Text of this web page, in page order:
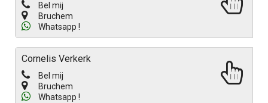
Bel mij
Bruchem
Whatsapp !
Cornelis Verkerk
Bel mij
Bruchem
Whatsapp !